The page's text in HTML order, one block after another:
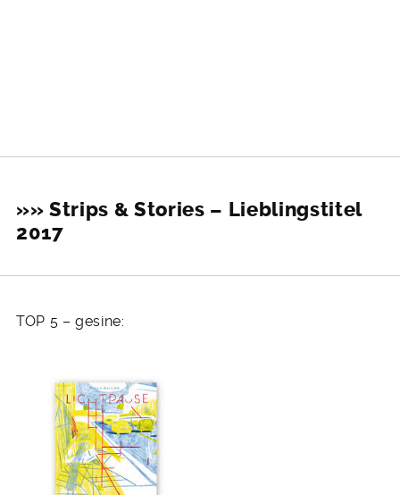
»» Strips & Stories – Lieblingstitel
2017
TOP 5 – gesine: